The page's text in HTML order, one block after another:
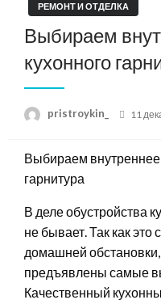
РЕМОНТ И ОТДЕЛКА
Выбираем
кухонного
pristroykin_
Posted
11
Выбираем
гарнитура
В деле обустройства
не бывает. Так как
домашней обстановки,
предъявлены самые
Качественный